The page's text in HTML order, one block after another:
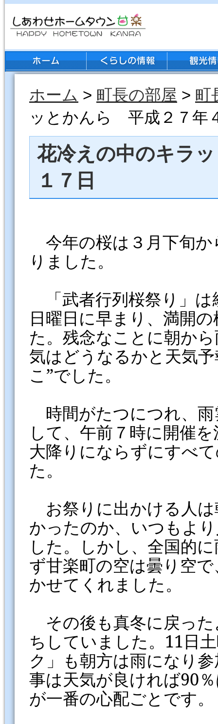
ホーム > 町長の部屋 > 町
ッとかんら 平成２７年
花冷えの中のキラ
１７日
今年の桜は３月下旬
りました。
「武者行列桜祭り」は
日曜日に早まり、満開
た。残念なことに朝か
気はどうなるかと天気
こ”でした。
時間がたつにつれ、
して、午前７時に開催
大降りにならずにすべ
た。
お祭りに出かける人
かったのか、いつもよ
した。しかし、全国的
ず甘楽町の空は曇り空
かせてくれました。
その後も真冬に戻っ
ちしていました。11日
ク」も朝方は雨になり
事は天気が良ければ90
が一番の心配ごとです。